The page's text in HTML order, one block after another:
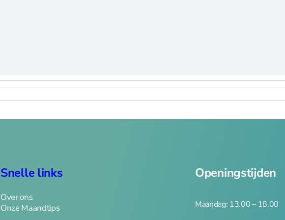
Snelle links
Over ons
Onze Maandtips
Openingstijden
Maandag: 13.00 – 18.00